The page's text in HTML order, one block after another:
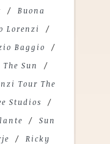
Buona
Lorenzi
Baggio
Sun
Tour The
Studios
Sun
Ricky